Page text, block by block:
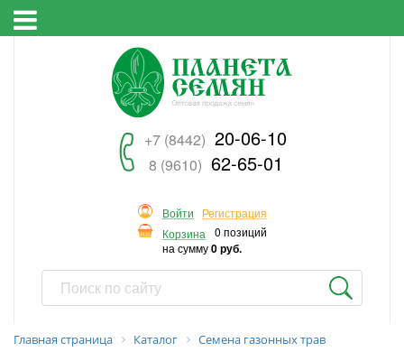
+7 (8442) 20-06-10
8 (9610) 62-65-01
Войти
Регистрация
Корзина
0 позиций
на сумму0 руб.
Главная страница Каталог
Семена газонных трав